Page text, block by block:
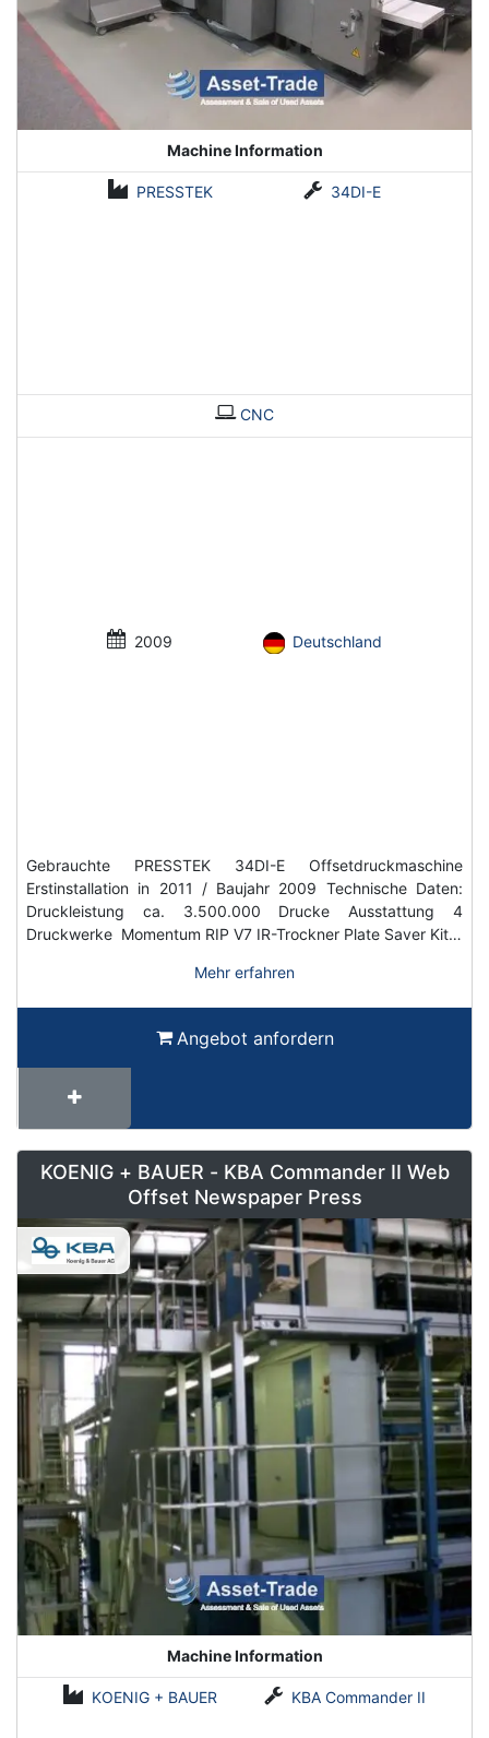
Machine Information
PRESSTEK 34DI-E
CNC
2009 Deutschland
Gebrauchte PRESSTEK 34DI-E Offsetdruckmaschine
Erstinstallation in 2011 / Baujahr 2009 Technische Daten:
Druckleistung ca. 3.500.000 Drucke Ausstattung 4
Druckwerke Momentum RIP V7 IR-Trockner Plate Saver Kit…
Mehr erfahren
Angebot anfordern
KOENIG + BAUER - KBA Commander II Web
Offset Newspaper Press
Machine Information
KOENIG + BAUER KBA Commander II